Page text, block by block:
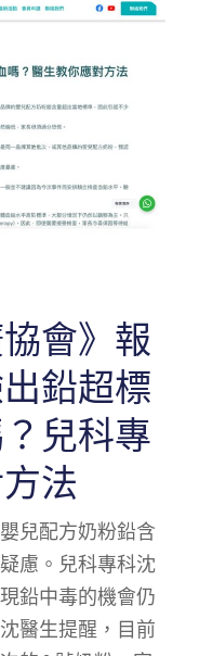
會》報
鉛超標
兒科專
法
兒配方奶粉鉛含
慮。兒科專科沈
鉛中毒的機會仍
醫生提醒，目前